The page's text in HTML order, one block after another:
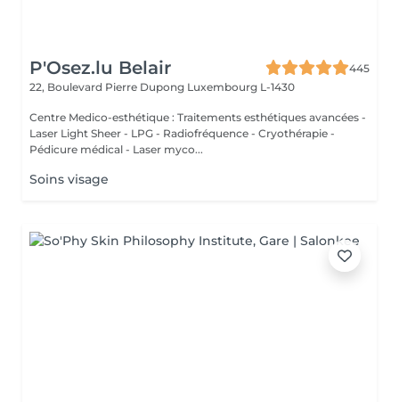
P'Osez.lu Belair
445
22, Boulevard Pierre Dupong Luxembourg L-1430
Centre Medico-esthétique : Traitements esthétiques avancées -
Laser Light Sheer - LPG - Radiofréquence - Cryothérapie -
Pédicure médical - Laser myco...
Soins visage